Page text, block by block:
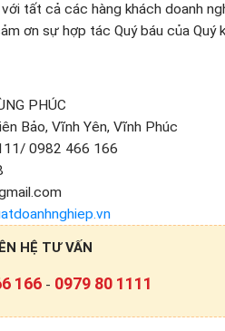
tất cả các hàng khách doanh
ơn sự hợp tác Quý báu của Quý
PHÚC
Bảo, Vĩnh Yên, Vĩnh Phúc
0982 466 166
HỆ TƯ VẤN
166 - 0979 80 1111